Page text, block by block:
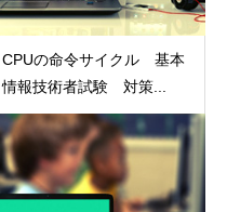
CPUの命令サイクル 基本
情報技術者試験 対策...